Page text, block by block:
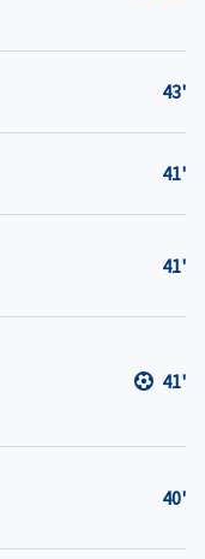
43'
41'
41'
41'
40'